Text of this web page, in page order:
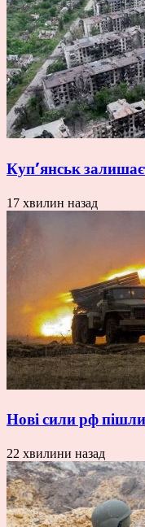
Куп’янськ
17 хвилин назад
Нові сили рф
22 хвилини назад